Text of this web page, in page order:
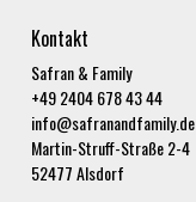
Kontakt
Safran & Family
+49 2404 678 43 44
info@safranandfamily.de
Martin-Struff-Straße 2-4
52477 Alsdorf